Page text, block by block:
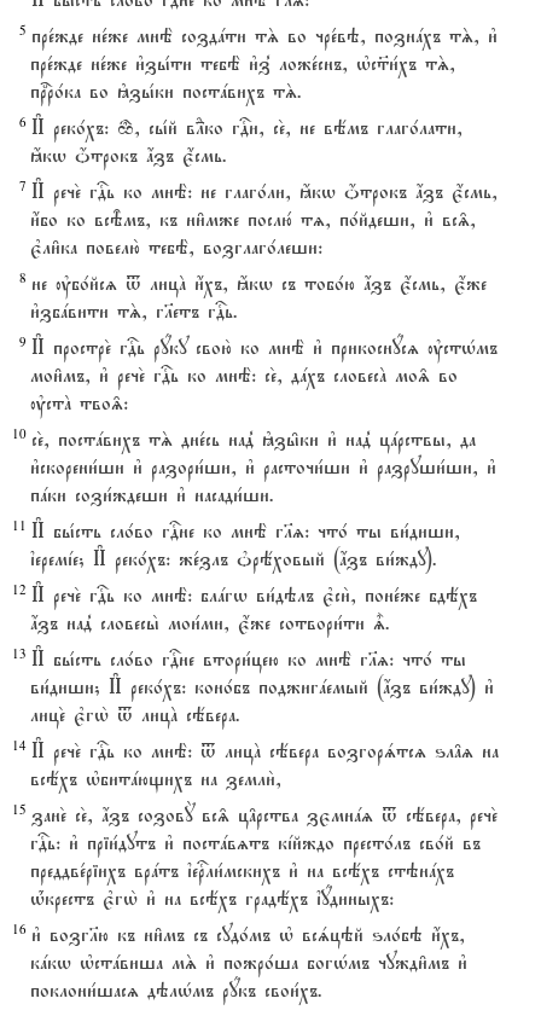
5 пре1жде не1же мнЁ создaти тS во чре1вэ, познaхъ тS, и3
пре1жде не1же и3зы1ти тебЁ и3з8 ложе1снъ, њс™и1хъ тS,
прbро1ка во kзы1ки постaвихъ тS.
6 И# реко1хъ: q, сы1й вLко гDи, се2, не вёмъ глаго1лати,
ћкw џтрокъ ѓзъ є4смь.
7 И# рече2 гDь ко мнЁ: не глаго1ли, ћкw џтрокъ ѓзъ є4смь,
и4бо ко всBмъ, къ ни6мже послю1 тz, по1йдеши, и3 вс‰,
є3ли6ка повелю2 тебЁ, возглаго1леши:
8 не ўбо1йсz t лицA и4хъ, ћкw съ тобо1ю ѓзъ є4смь, є4же
и3збaвити тS, гlетъ гDь.
9 И# простре2 гDь рyку свою2 ко мнЁ и3 прикоснyсz ўстHмъ
мои6мъ, и3 рече2 гDь ко мнЁ: се2, дaхъ словесA мо‰ во
ўстA тво‰:
10 се2, постaвихъ тS дне1сь над8 kзы6ки и3 над8 цaрствы, да
и3скорени1ши и3 разори1ши, и3 расточи1ши и3 разруши1ши, и3
пaки сози1ждеши и3 насади1ши.
11 И# бы1сть сло1во гDне ко мнЁ гlz: что1 ты ви1диши,
їеремjе; И# реко1хъ: же1злъ nрёховый (ѓзъ ви1жду).
12 И# рече2 гDь ко мнЁ: блaгw ви1дэлъ є3си2, поне1же бдёхъ
ѓзъ над8 словесы2 мои1ми, є4же сотвори1ти |.
13 И# бы1сть сло1во гDне втори1цею ко мнЁ гlz: что1 ты
ви1диши; И# реко1хъ: коно1бъ поджигaемый (ѓзъ ви1жду) и3
лице2 є3гw2 t лицA сёвера.
14 И# рече2 гDь ко мнЁ: t лицA сёвера возгорsтсz ѕл†z на
всёхъ њбитaющихъ на земли2,
15 зане2 се2, ѓзъ созовY вс‰ ц†рства зємнaz t сёвера, рече2
гDь: и3 пріи1дутъ и3 постaвzтъ кjйждо престо1лъ сво1й въ
преддве1ріихъ врaтъ їеrли1мскихъ и3 на всёхъ стэнaхъ
њ1крестъ є3гw2 и3 на всёхъ градёхъ їyдиныхъ:
16 и3 возгlю къ ни6мъ съ судо1мъ њ всsцэй ѕло1бэ и4хъ,
кaкw њстaвиша мS и3 пожро1ша богHмъ чужди6мъ и3
поклони1шасz дэлHмъ рyкъ свои1хъ.